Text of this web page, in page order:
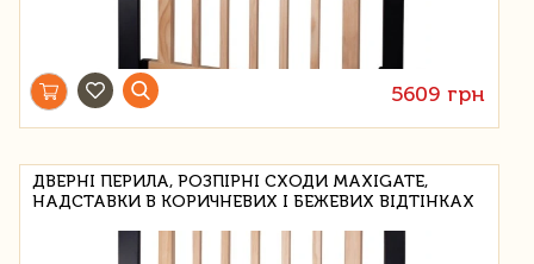
5609 грн
ДВЕРНІ ПЕРИЛА, РОЗПІРНІ СХОДИ MAXIGATE,
НАДСТАВКИ В КОРИЧНЕВИХ І БЕЖЕВИХ ВІДТІНКАХ